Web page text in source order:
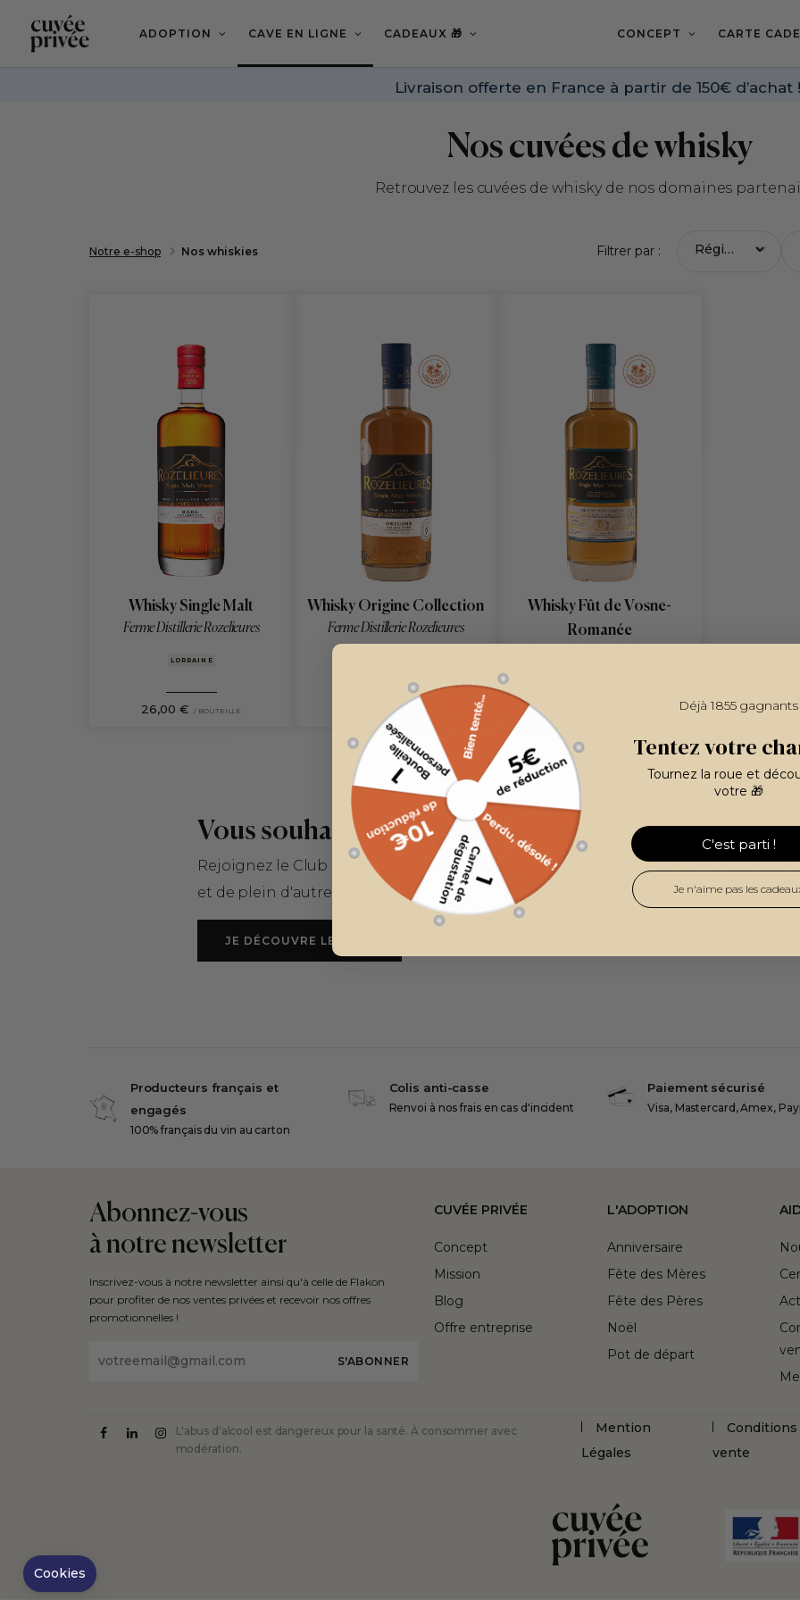
contenu
principal
ADOPTION CAVE EN LIGNE CADEAUX 🎁 CONCEPT CARTE
Livraison offerte en France à partir de 150€ d’achat !
Nos cuvées de whisky
Retrouvez les cuvées de whisky de nos domaines
Notre e-shop Nos whiskies Filtrer par :
Whisky Single Malt
Ferme Distillerie Rozelieures
LORRAINE
26,00 € / BOUTEILLE
Whisky Origine Collection
Ferme Distillerie Rozelieures
49,00 € / BOUTEILLE
Whisky Fût de Vosne-
Romanée
Vous souhaitez déguster nos cuvées ?
Rejoignez le Club Cuvée Privée pour bénéficier d'une dégustation offerte chaque
et de plein d'autres avantages !
JE DÉCOUVRE LE CLUB
Producteurs français et
engagés
100% français du vin au carton
Colis anti-casse
Renvoi à nos frais en cas d'incident
Paiement sécurisé
Visa, Mastercard, Amex,
Abonnez-vous
à notre newsletter
Inscrivez-vous à notre newsletter ainsi qu'à celle de Flakon
pour profiter de nos ventes privées et recevoir nos offres
promotionnelles !
Email
CUVÉE PRIVÉE
Concept
Mission
Blog
Offre entreprise
L'ADOPTION
Anniversaire
Fête des Mères
Fête des Pères
Noël
Pot de départ
L'abus d'alcool est dangereux pour la santé. À consommer avec
modération.
Mention
Légales
Conditions
vente
Notre plateforme vous permet d'adapter et de gérer vos paramètres de confidentialité, en
Cookies
Déjà 1855 gagnants
Tentez votre
Tournez la roue et
votre 🎁
C'est parti !
Je n'aime pas les